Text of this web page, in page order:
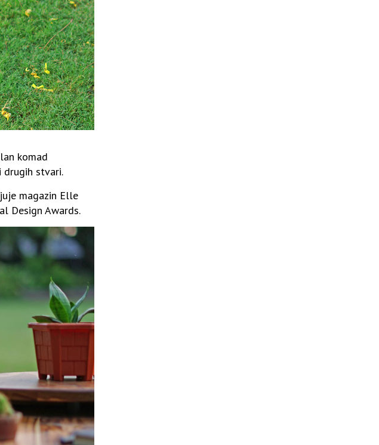
komad
drugih stvari.
magazin Elle
Design Awards.